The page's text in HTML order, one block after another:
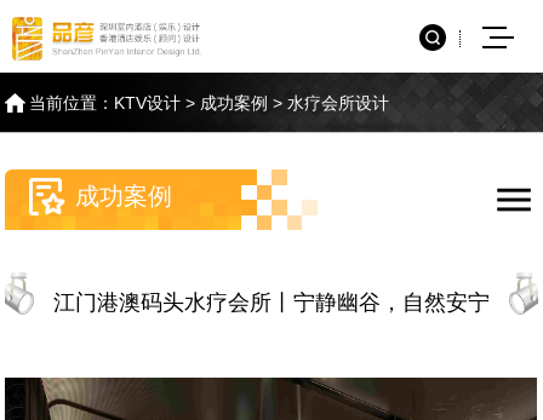
当前位置： KTV设计 > 成功案例 >水疗会所设计
成功案例
江门港澳码头水疗会所丨宁静幽谷，自然安宁